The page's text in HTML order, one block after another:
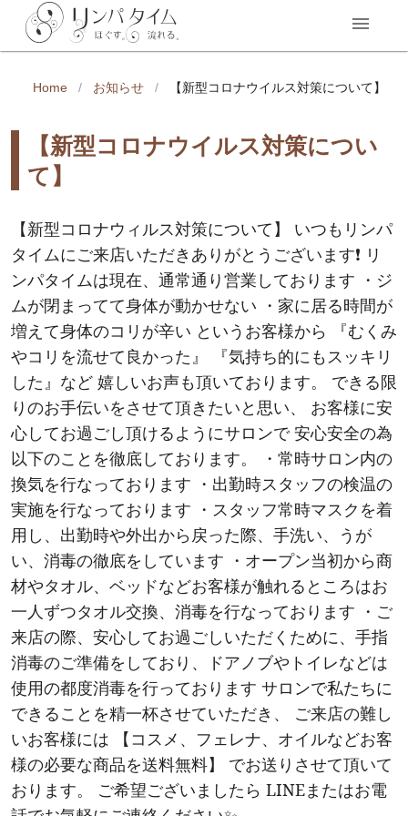
Home / お知らせ / 【新型コロナウイルス対策について】
【新型コロナウイルス対策につい
て】
【新型コロナウィルス対策について】 いつもリンパ
タイムにご来店いただきありがとうございます❗️ リ
ンパタイムは現在、通常通り営業しております ・ジ
ムが閉まってて身体が動かせない ・家に居る時間が
増えて身体のコリが辛い というお客様から 『むくみ
やコリを流せて良かった』 『気持ち的にもスッキリ
した』など 嬉しいお声も頂いております。 できる限
りのお手伝いをさせて頂きたいと思い、 お客様に安
心してお過ごし頂けるようにサロンで 安心安全の為
以下のことを徹底しております。 ・常時サロン内の
換気を行なっております ・出勤時スタッフの検温の
実施を行なっております ・スタッフ常時マスクを着
用し、出勤時や外出から戻った際、手洗い、うが
い、消毒の徹底をしています ・オープン当初から商
材やタオル、ベッドなどお客様が触れるところはお
一人ずつタオル交換、消毒を行なっております ・ご
来店の際、安心してお過ごしいただくために、手指
消毒のご準備をしており、ドアノブやトイレなどは
使用の都度消毒を行っております サロンで私たちに
できることを精一杯させていただき、 ご来店の難し
いお客様には 【コスメ、フェレナ、オイルなどお客
様の必要な商品を送料無料】 でお送りさせて頂いて
おります。 ご希望ございましたら LINEまたはお電